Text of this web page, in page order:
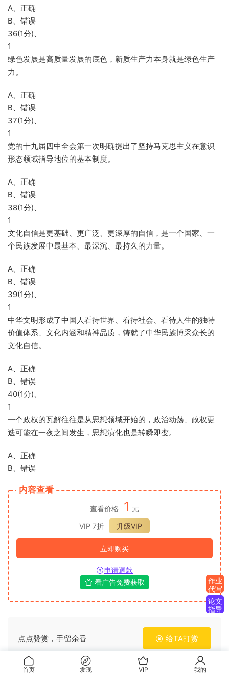
A、正确
B、错误
36(1分)、
1
绿色发展是高质量发展的底色，新质生产力本身就是绿色生产
力。
A、正确
B、错误
37(1分)、
1
党的十九届四中全会第一次明确提出了坚持马克思主义在意识
形态领域指导地位的基本制度。
A、正确
B、错误
38(1分)、
1
文化自信是更基础、更广泛、更深厚的自信，是一个国家、一
个民族发展中最基本、最深沉、最持久的力量。
A、正确
B、错误
39(1分)、
1
中华文明形成了中国人看待世界、看待社会、看待人生的独特
价值体系、文化内涵和精神品质，铸就了中华民族博采众长的
文化自信。
A、正确
B、错误
40(1分)、
1
一个政权的瓦解往往是从思想领域开始的，政治动荡、政权更
迭可能在一夜之间发生，思想演化也是转瞬即变。
A、正确
B、错误
内容查看
查看价格 1 元
VIP 7折
升级VIP
立即购买
申请退款
看广告免费获取
点点赞赏，手留余香 给TA打赏
作业
代写
论文
指导
首页 发现 VIP 我的